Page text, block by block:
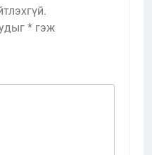
* гэж